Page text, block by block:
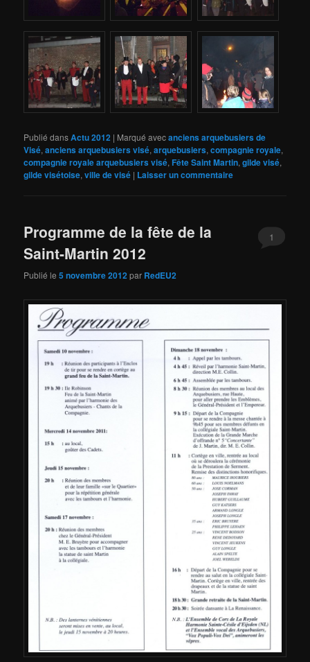
Publié dansActu 2012 | Marqué avecanciens arquebusiers de
Visé,anciens arquebusiers visé,arquebusiers,compagnie royale,
compagnie royale arquebusiers visé,Fête Saint Martin,gilde visé,
gilde visétoise,ville de visé | Laisser un commentaire
Programme de la fête de la
Saint-Martin 2012
Publié le5 novembre 2012 par RedEU2
1